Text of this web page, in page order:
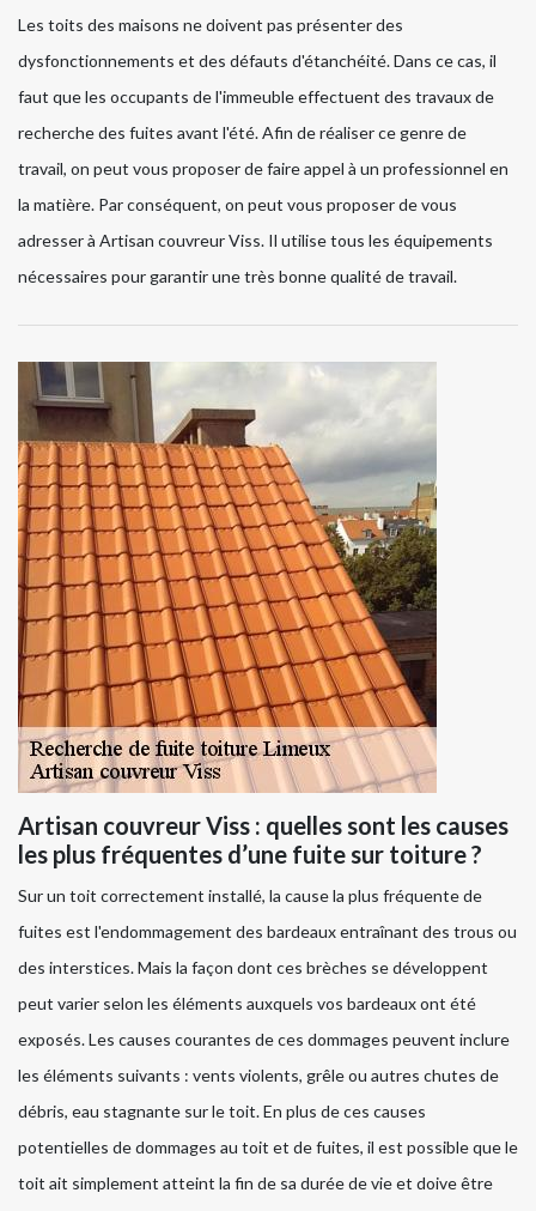
Les toits des maisons ne doivent pas présenter des
dysfonctionnements et des défauts d'étanchéité. Dans ce cas, il
faut que les occupants de l'immeuble effectuent des travaux de
recherche des fuites avant l'été. Afin de réaliser ce genre de
travail, on peut vous proposer de faire appel à un professionnel en
la matière. Par conséquent, on peut vous proposer de vous
adresser à Artisan couvreur Viss. Il utilise tous les équipements
nécessaires pour garantir une très bonne qualité de travail.
Artisan couvreur Viss : quelles sont les causes
les plus fréquentes d’une fuite sur toiture ?
Sur un toit correctement installé, la cause la plus fréquente de
fuites est l'endommagement des bardeaux entraînant des trous ou
des interstices. Mais la façon dont ces brèches se développent
peut varier selon les éléments auxquels vos bardeaux ont été
exposés. Les causes courantes de ces dommages peuvent inclure
les éléments suivants : vents violents, grêle ou autres chutes de
débris, eau stagnante sur le toit. En plus de ces causes
potentielles de dommages au toit et de fuites, il est possible que le
toit ait simplement atteint la fin de sa durée de vie et doive être